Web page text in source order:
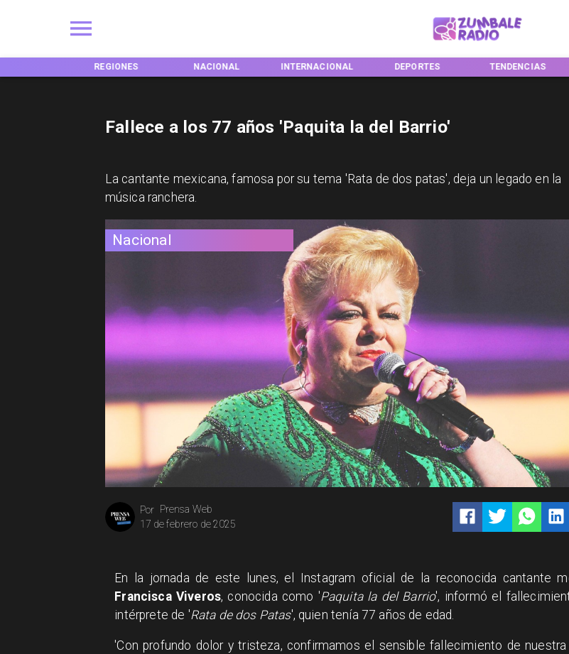
REGIONES NACIONAL INTERNACIONAL DEPORTES TENDENCIAS
Nacional
Prensa Web
Por
17 de febrero de 2025
Fallece a los 77 años 'Paquita la del Barrio'
La cantante mexicana, famosa por su tema 'Rata de dos patas', deja un legado en la
música ranchera.
En la jornada de este lunes, el Instagram oficial de la reconocida cantante
Francisca Viveros, conocida como 'Paquita la del Barrio', informó el
intérprete de 'Rata de dos Patas', quien tenía 77 años de edad.
'Con profundo dolor y tristeza, confirmamos el sensible fallecimiento de nuestra